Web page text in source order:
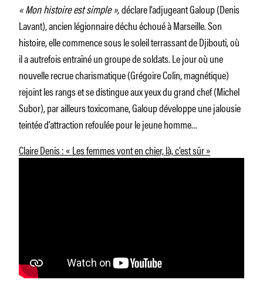
« Mon histoire est simple »,déclare l’adjugeant Galoup (Denis
Lavant), ancien légionnaire déchu échoué à Marseille. Son
histoire, elle commence sous le soleil terrassant de Djibouti, où
il a autrefois entraîné un groupe de soldats. Le jour où une
nouvelle recrue charismatique (Grégoire Colin, magnétique)
rejoint les rangs et se distingue aux yeux du grand chef (Michel
Subor), par ailleurs toxicomane, Galoup développe une jalousie
teintée d’attraction refoulée pour le jeune homme…
Claire Denis : « Les femmes vont en chier, là, c’est sûr »